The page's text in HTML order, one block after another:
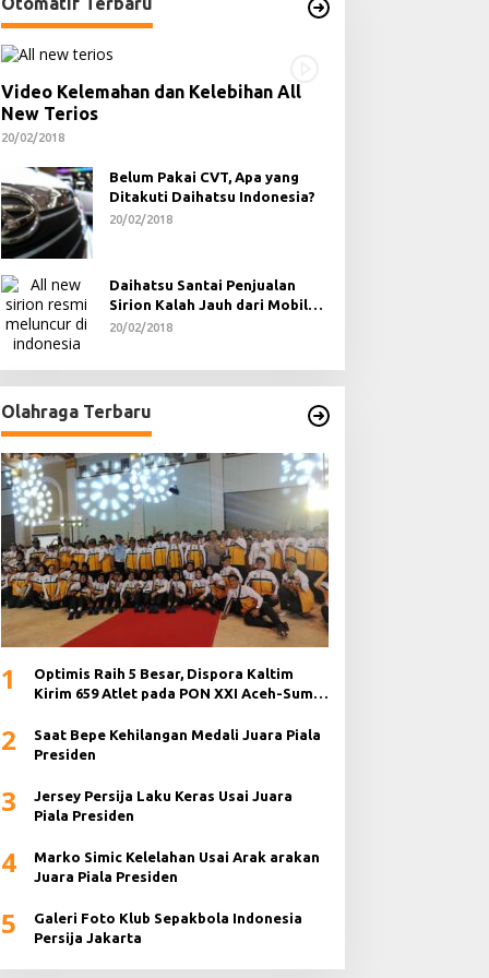
Video Kelemahan dan Kelebihan All
New Terios
20/02/2018
Belum Pakai CVT, Apa yang
Ditakuti Daihatsu Indonesia?
20/02/2018
Daihatsu Santai Penjualan
Sirion Kalah Jauh dari Mobil
LCGC
20/02/2018
Olahraga Terbaru
1
Optimis Raih 5 Besar, Dispora Kaltim
Kirim 659 Atlet pada PON XXI Aceh-Sumut
2
Saat Bepe Kehilangan Medali Juara Piala
Presiden
3
Jersey Persija Laku Keras Usai Juara
Piala Presiden
4
Marko Simic Kelelahan Usai Arak arakan
Juara Piala Presiden
5
Galeri Foto Klub Sepakbola Indonesia
Persija Jakarta